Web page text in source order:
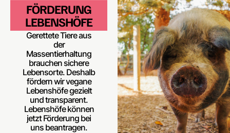
FÖRDERUNG
LEBENSHÖFE
Gerettete Tiere aus
der
Massentierhaltung
brauchen sichere
Lebensorte. Deshalb
fördern wir vegane
Lebenshöfe gezielt
und transparent.
Lebenshöfe können
jetzt Förderung bei
uns beantragen.